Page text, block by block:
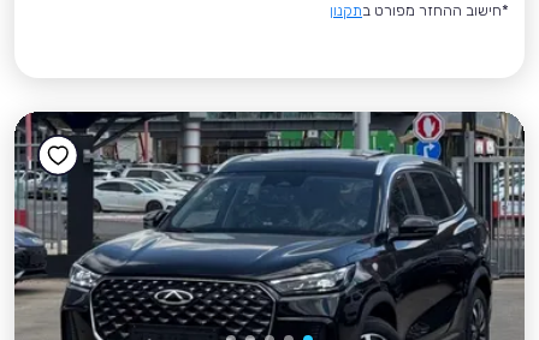
*חישוב ההחזר מפורט בתקנון